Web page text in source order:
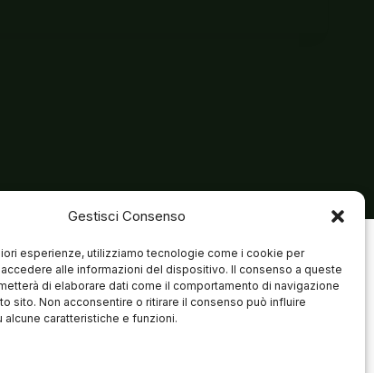
Gestisci Consenso
esperienze, utilizziamo tecnologie come i cookie per
alle informazioni del dispositivo. Il consenso a queste
di elaborare dati come il comportamento di navigazione
sito. Non acconsentire o ritirare il consenso può influire
alcune caratteristiche e funzioni.